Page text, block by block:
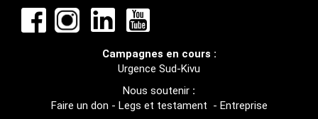
Campagnes en cours :
Urgence Sud-Kivu
Nous soutenir :
Faire un don - Legs et testament - Entreprise